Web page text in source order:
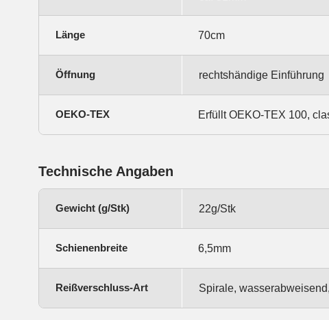
Länge 70cm
Öffnung rechtshändige Einführung
OEKO-TEX Erfüllt OEKO-TEX 100,
Technische Angaben
Gewicht (g/Stk) 22g/Stk
Schienenbreite 6,5mm
Reißverschluss-Art Spirale,